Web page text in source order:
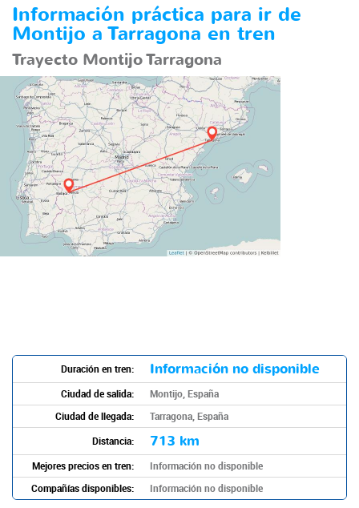
Información práctica para ir de
Montijo a Tarragona en tren
Trayecto Montijo Tarragona
Duración en tren: Información no disponible
Ciudad de salida:
Montijo, España
Ciudad de llegada:
Tarragona, España
Distancia:
713 km
Mejores precios en tren:
Información no disponible
Compañías disponibles:
Información no disponible